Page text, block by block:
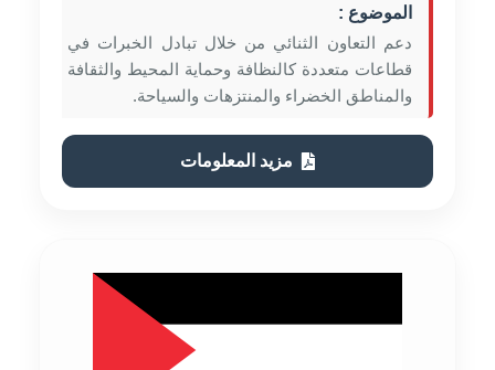
الموضوع :
دعم التعاون الثنائي من خلال تبادل الخبرات في
قطاعات متعددة كالنظافة وحماية المحيط والثقافة
والمناطق الخضراء والمنتزهات والسياحة.
مزيد المعلومات